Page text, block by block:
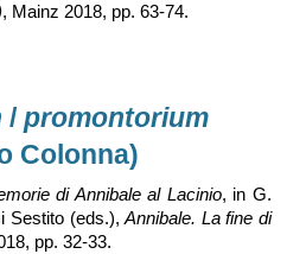
, Mainz 2018, pp. 63-74.
/promontorium
Colonna)
di Annibale al Lacinio, in G.
Sestito (eds.),Annibale. La fine di
pp. 32-33.